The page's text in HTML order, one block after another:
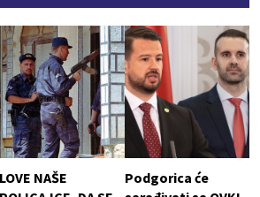
LOVE NAŠE
Podgorica će